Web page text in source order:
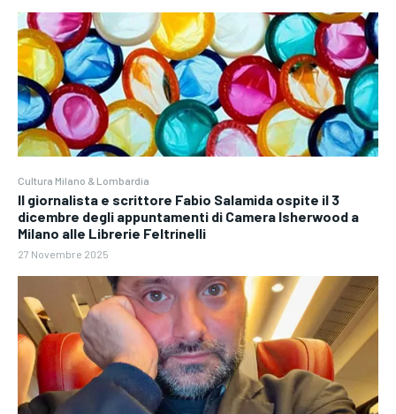
Cultura Milano & Lombardia
Il giornalista e scrittore Fabio Salamida ospite il 3
dicembre degli appuntamenti di Camera Isherwood a
Milano alle Librerie Feltrinelli
27 Novembre 2025